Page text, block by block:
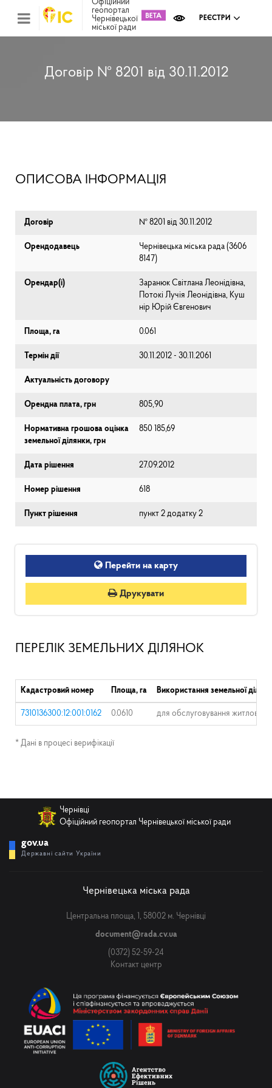
Офіційний
геопортал
Чернівецької
міської ради
РЕЄСТРИ
Договір № 8201 від 30.11.2012
ОПИСОВА ІНФОРМАЦІЯ
Договір № 8201 від 30.11.2012
Орендодавець
Чернівецька міська рада (⁨3606
8147⁩)
Орендар(і)
Заранюк Світлана Леонідівна,
Потокі Лучія Леонідівна, Куш
нір Юрій Євгенович
Площа, га 0.061
Термін дії 30.11.2012 - 30.11.2061
Актуальність договору
Орендна плата, грн 805,90
Нормативна грошова оцінка
земельної ділянки, грн
850 185,69
Дата рішення 27.09.2012
Номер рішення 618
Пункт рішення пункт 2 додатку 2
Перейти на карту
Друкувати
ПЕРЕЛІК ЗЕМЕЛЬНИХ ДІЛЯНОК
Кадастровий номер Площа, га Використання земельної
7310136300:12:001:0162 0.0610 для обслуговування житлового
* Дані в процесі верифікації
Чернівці
Офіційний геопортал Чернівецької міської ради
gov.ua
Державні сайти України
Чернівецька міська рада
Центральна площа, 1, 58002 м. Чернівці
document@rada.cv.ua
(0372) 52-59-24
Контакт центр